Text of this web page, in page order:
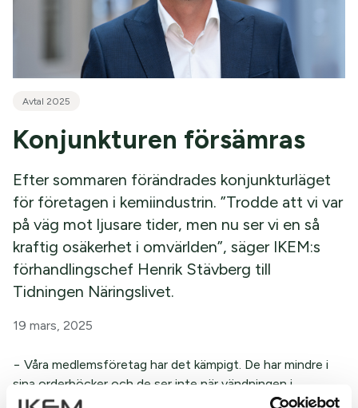
Avtal 2025
Konjunkturen försämras
Efter sommaren förändrades konjunkturläget
för företagen i kemiindustrin. ”Trodde att vi var
på väg mot ljusare tider, men nu ser vi en så
kraftig osäkerhet i omvärlden”, säger IKEM:s
förhandlingschef Henrik Stävberg till
Tidningen Näringslivet.
19 mars, 2025
− Våra medlemsföretag har det kämpigt. De har mindre i
sina orderböcker och de ser inte när vändningen i
konjunkturen kommer. Även läkemedelsföretagen har det